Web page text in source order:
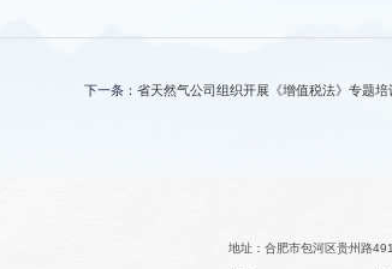
下一条： 省天然气公司组织开展《增值税法》专题培
地址：合肥市包河区贵州路